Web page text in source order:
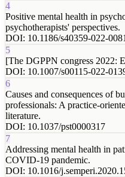
4
Positive mental health in
psychotherapists' perspectives.
DOI: 10.1186/s40359-022-
5
[The DGPPN congress 2022:
DOI: 10.1007/s00115-022-
6
Causes and consequences of
professionals: A practice-
literature.
DOI: 10.1037/pst0000317
7
Addressing mental health in
COVID-19 pandemic.
DOI: 10.1016/